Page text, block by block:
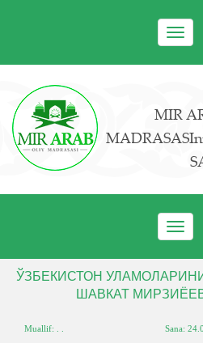
Toggle
MIR
Toggle
ЎЗБЕКИСТОН
ШАВКАТ
Muallif: . . Sana: